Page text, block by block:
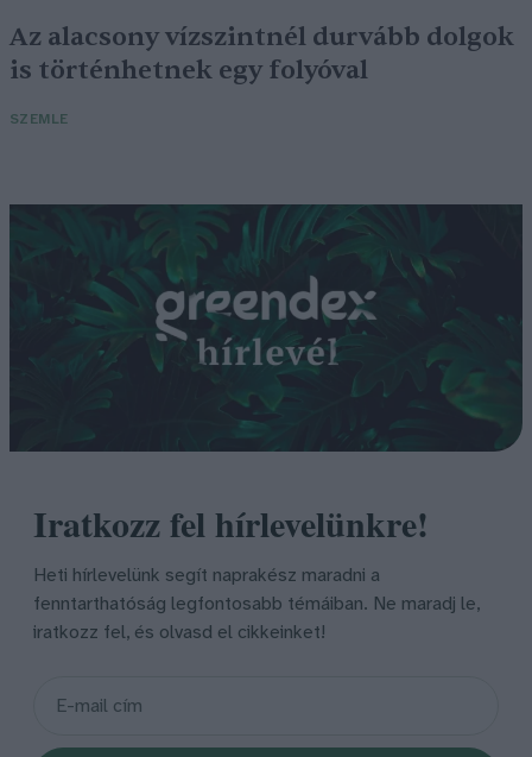
Az alacsony vízszintnél durvább dolgok
is történhetnek egy folyóval
SZEMLE
Iratkozz fel hírlevelünkre!
Heti hírlevelünk segít naprakész maradni a
fenntarthatóság legfontosabb témáiban. Ne maradj le,
iratkozz fel, és olvasd el cikkeinket!